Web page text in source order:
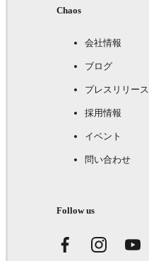
Chaos
会社情報
ブログ
プレスリリース
採用情報
イベント
問い合わせ
Follow us